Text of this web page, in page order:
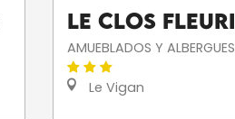
Le clos fleuri
AMUEBLADOS Y ALBERGUES
Le Vigan